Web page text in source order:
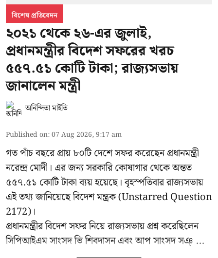
বিশেষ প্রতিবেদন
২০২১ থেকে ২৬-এর জুলাই,
প্রধানমন্ত্রীর বিদেশ সফরের খরচ
৫৫৭.৫১ কোটি টাকা; রাজ্যসভায়
জানালেন মন্ত্রী
অনিন্দিতা মাইতি
Published on:07 Aug 2026, 9:17 am
গত পাঁচ বছরে প্রায় ৮০টি দেশে সফর করেছেন প্রধানমন্ত্রী
নরেন্দ্র মোদী। এর জন্য সরকারি কোষাগার থেকে অন্তত
৫৫৭.৫১ কোটি টাকা ব্যয় হয়েছে। বৃহস্পতিবাররাজ্যসভায়
এই তথ্য জানিয়েছে বিদেশ মন্ত্রক(Unstarred Question
2172)।
প্রধানমন্ত্রীর বিদেশ সফর নিয়ে রাজ্যসভায় প্রশ্ন করেছিলেন
সিপিআইএম সাংসদ ভি শিবদাসন এবং আপ সাংসদ সঞ্ ...